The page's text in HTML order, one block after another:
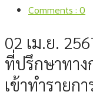
Comments : 0
02 เม.ย.
ที่ปรึกษาทาง
เข้าทำรายก